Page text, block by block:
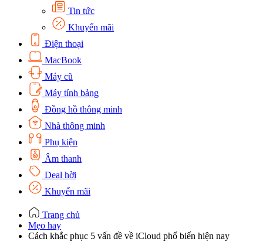
Tin tức
Khuyến mãi
Điện thoại
MacBook
Máy cũ
Máy tính bảng
Đồng hồ thông minh
Nhà thông minh
Phụ kiện
Âm thanh
Deal hời
Khuyến mãi
Trang chủ
Mẹo hay
Cách khắc phục 5 vấn đề về iCloud phổ biến hiện nay